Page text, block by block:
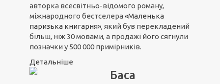
авторка всесвітньо-відомого роману,
міжнародного бестселера «Маленька
паризька книгарня», який був перекладений
більш, ніж 30 мовами, а продажі його сягнули
позначки у 500 000 примірників.
Детальніше
Баса